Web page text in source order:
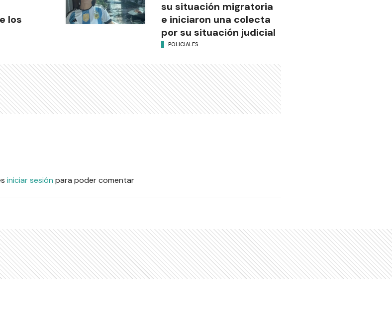
los
su situación migratoria
e iniciaron una colecta
por su situación judicial
POLICIALES
iniciar sesión para poder comentar